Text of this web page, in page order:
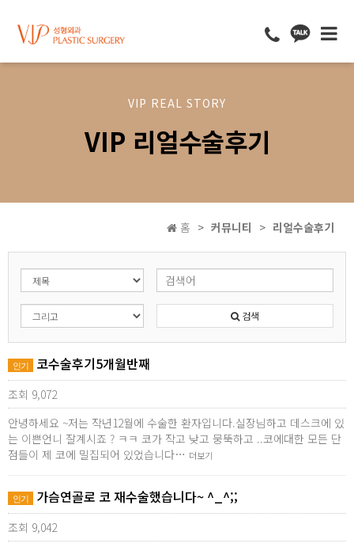
VIP REAL STORY
VIP 리얼수술후기
홈 커뮤니티 리얼수술후기
검색
인기 코수술후기5개월반째
조회 9,072
안녕하세요 ~저는 작년12월에 수술한 환자입니다.실장님하고 데스크에 있
는 이쁜언니 잘계시죠 ? ㅋㅋ 코가 작고 낮고 뭉뚝하고 ..코에대한 모든 단
점들이 제 코에 밀집되어 있었습니다… 더보기
인기 가슴연골로 코 재수술했습니다~ ^_^;;
조회 9,042